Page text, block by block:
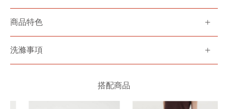
商品特色
洗滌事項
搭配商品